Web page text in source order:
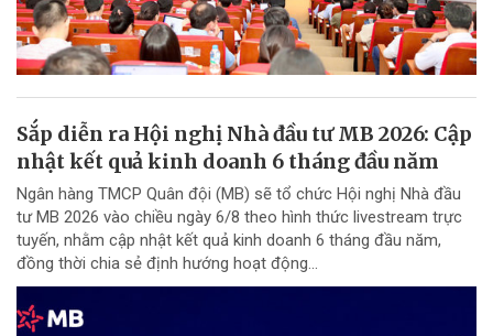
Sắp diễn ra Hội nghị Nhà đầu tư MB 2026: Cập
nhật kết quả kinh doanh 6 tháng đầu năm
Ngân hàng TMCP Quân đội (MB) sẽ tổ chức Hội nghị Nhà đầu
tư MB 2026 vào chiều ngày 6/8 theo hình thức livestream trực
tuyến, nhằm cập nhật kết quả kinh doanh 6 tháng đầu năm,
đồng thời chia sẻ định hướng hoạt động...